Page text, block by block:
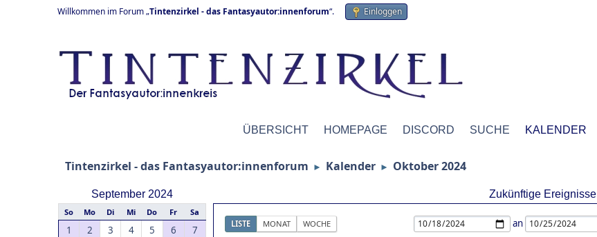
Willkommen im Forum „Tintenzirkel - das Fantasyautor:innenforum“. Einloggen
ÜBERSICHT HOMEPAGE DISCORD SUCHE KALENDER
Tintenzirkel - das Fantasyautor:innenforum ► Kalender ► Oktober 2024
September 2024
So Mo Di Mi Do Fr Sa
1 2 3 4 5 6
7
Zukünftige Ereignisse
LISTE MONAT WOCHE an